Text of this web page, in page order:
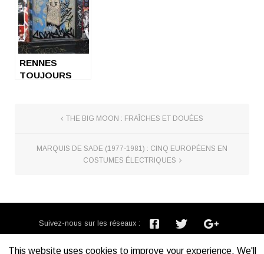
partie : 76/80s
RENNES
TOUJOURS
THE BIG MOON : FRAÎCHES ET DOUÉES
MARQUIS DE SADE (1977-1981) : CINQ EUROPÉENS EN
COSTUMES ÉLECTRIQUES
Suivez-nous sur les réseaux :
This website uses cookies to improve your experience. We'll